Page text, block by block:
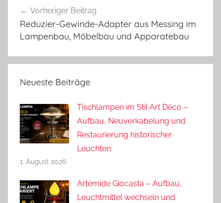
Vorheriger Beitrag
Reduzier-Gewinde-Adapter aus Messing im
Lampenbau, Möbelbau und Apparatebau
Neueste Beiträge
Tischlampen im Stil Art Déco –
Aufbau, Neuverkabelung und
Restaurierung historischer
Leuchten
1. August 2026
Artemide Giocasta – Aufbau,
Leuchtmittel wechseln und